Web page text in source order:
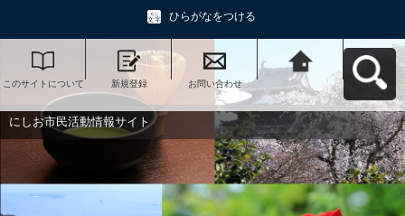
ひらがなをつける
このサイトについて 新規登録 お問い合わせ
にしお市民活動情報
サイトへ戻る
にしお市民活動情報サイト